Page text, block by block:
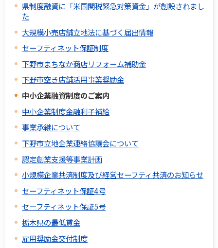
県制度融資に「米国関税緊急対策資金」が創設されまし
た
大規模小売店舗立地法に基づく届出情報
セーフティネット保証制度
下野市まちなか商店リフォーム補助金
下野市空き店舗活用事業奨励金
中小企業融資制度のご案内
中小企業制度金融利子補給
事業承継について
下野市立地企業連絡協議会について
認定創業支援等事業計画
小規模企業共済制度及び経営セーフティ共済のお知らせ
セーフティネット保証4号
セーフティネット保証5号
栃木県の最低賃金
雇用奨励金交付制度